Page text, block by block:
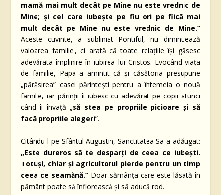
mamă mai mult decât pe Mine nu este vrednic de
Mine; și cel care iubește pe fiu ori pe fiică mai
mult decât pe Mine nu este vrednic de Mine.”
Aceste cuvinte, a subliniat Pontiful, nu diminuează
valoarea familiei, ci arată că toate relațiile își găsesc
adevărata împlinire în iubirea lui Cristos. Evocând viața
de familie, Papa a amintit că și căsătoria presupune
„părăsirea” casei părintești pentru a întemeia o nouă
familie, iar părinții îi iubesc cu adevărat pe copii atunci
când îi învață „să stea pe propriile picioare și să
facă propriile alegeri”.
Citându-l pe Sfântul Augustin, Sanctitatea Sa a adăugat:
„Este dureros să te desparți de ceea ce iubești.
Totuși, chiar și agricultorul pierde pentru un timp
ceea ce seamănă.” Doar sămânța care este lăsată în
pământ poate să înflorească și să aducă rod.